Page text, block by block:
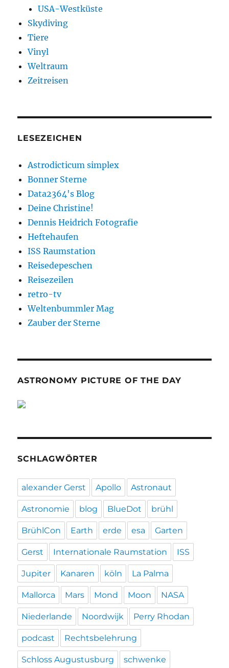
USA-Westküste
Skydiving
Tiere
Vinyl
Weltraum
Zeitreisen
LESEZEICHEN
Astrodicticum simplex
Bonner Sterne
Data2364's Blog
Deine Christine!
Dennis Heidrich Fotografie
Heftehaufen
ISS Raumstation
Reisedepeschen
Reisezeilen
retro-tv
Weltenbummler Mag
Zauber der Sterne
ASTRONOMY PICTURE OF THE DAY
SCHLAGWÖRTER
alexander Gerst Apollo Astronaut
Astronomie blog BlueDot brühl
BrühlCon Earth erde esa Garten
Gerst Internationale Raumstation ISS
Jupiter Kanaren köln La Palma
Mallorca Mars Mond Moon NASA
Niederlande Noordwijk Perry Rhodan
podcast Rechtsbelehrung
Schloss Augustusburg schwenke